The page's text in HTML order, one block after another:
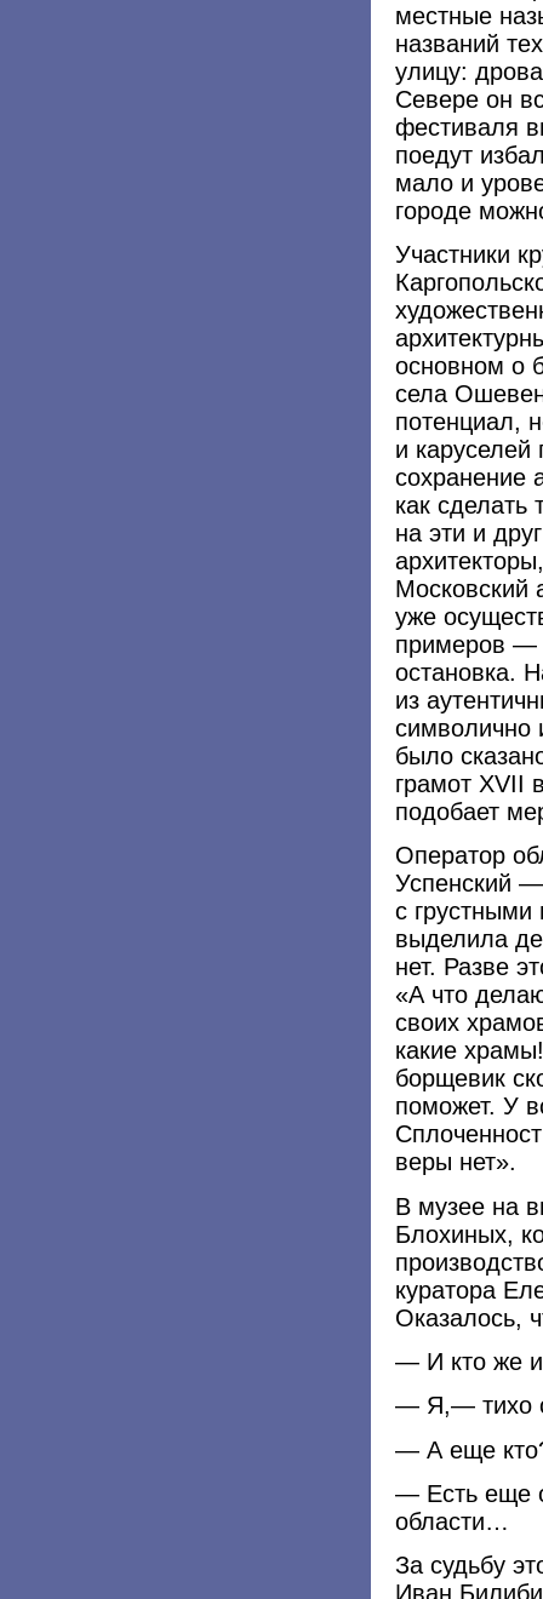
местные
названий
улицу:
Севере он
фестиваля
поедут
мало и
городе
Участники
основном о
села
потенциал,
и каруселей
сохранение
как
на эти и
Московский
уже
примеров —
остановка.
из
символично
было
грамот XVII
подобает
Оператор
Успенский
с
выделила
нет. Разве
«А что
своих
какие
борщевик
поможет. У
веры нет».
В музее на
Блохиных,
куратора
Оказалось,
— И кто же
— Я,— тихо
— А еще
— Есть еще
области…
За судьбу
Иван